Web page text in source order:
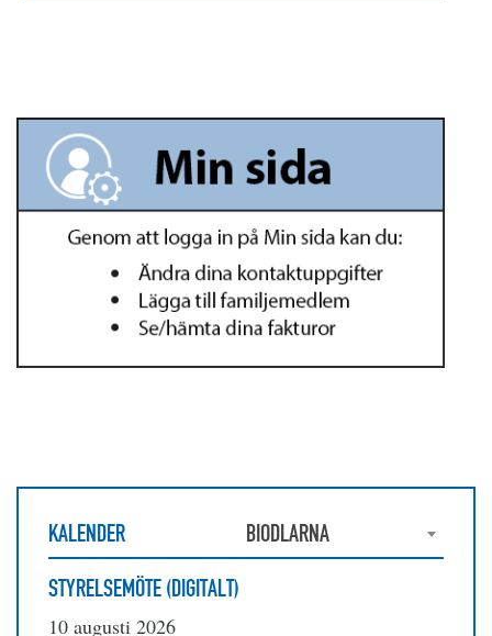
KALENDER
BIODLARNA
STYRELSEMÖTE (DIGITALT)
10 augusti 2026